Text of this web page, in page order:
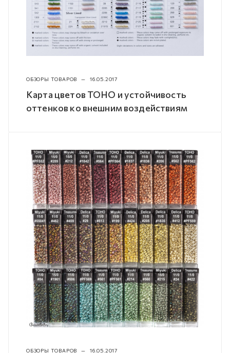
ОБЗОРЫ ТОВАРОВ — 16.05.2017
Карта цветов TOHO и устойчивость
оттенков ко внешним воздействиям
ОБЗОРЫ ТОВАРОВ — 16.05.2017